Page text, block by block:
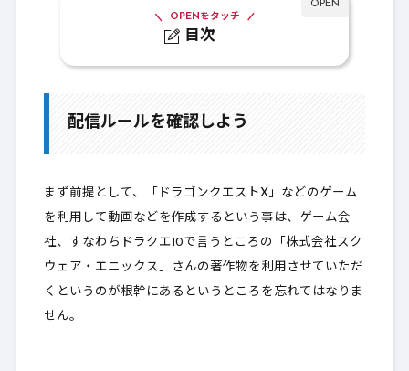
目次
OPENをタッチ
2. 最後に
配信ルールを確認しよう
まず前提として、「ドラゴンクエストX」などのゲーム
を利用して動画などを作成するという事は、ゲーム会
社、すなわちドラクエ10で言うところの「株式会社スク
ウェア・エニックス」さんの著作物を利用させていただ
くというのが根幹にある というところを忘れてはなりま
せん。